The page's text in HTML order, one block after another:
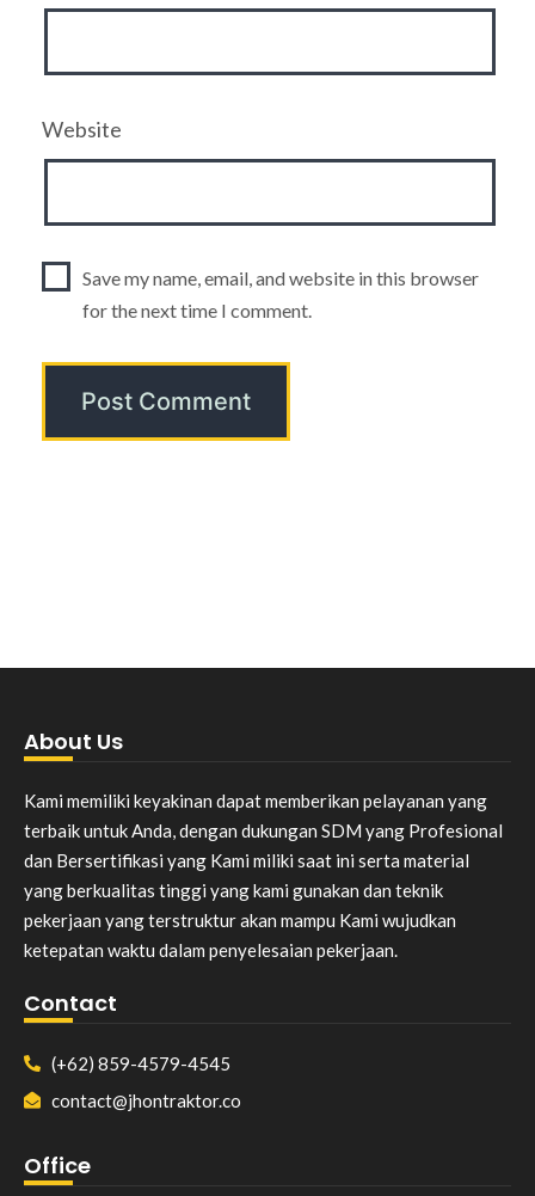
Website
Save my name, email, and website in this browser
for the next time I comment.
About Us
Kami memiliki keyakinan dapat memberikan pelayanan yang
terbaik untuk Anda, dengan dukungan SDM yang Profesional
dan Bersertifikasi yang Kami miliki saat ini serta material
yang berkualitas tinggi yang kami gunakan dan teknik
pekerjaan yang terstruktur akan mampu Kami wujudkan
ketepatan waktu dalam penyelesaian pekerjaan.
Contact
(+62) 859-4579-4545
contact@jhontraktor.co
Office